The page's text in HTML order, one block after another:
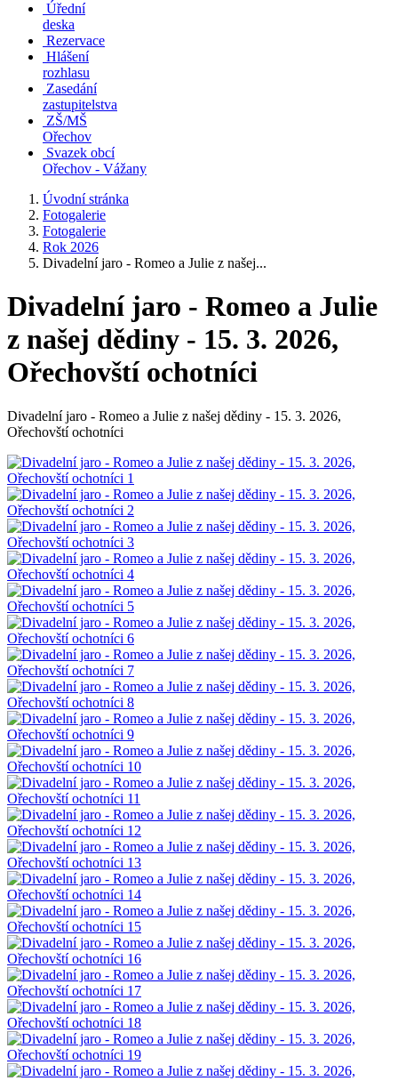
Úřední
deska
Rezervace
Hlášení
rozhlasu
Zasedání
zastupitelstva
ZŠ/MŠ
Ořechov
Svazek obcí
Ořechov - Vážany
Úvodní stránka
Fotogalerie
Fotogalerie
Rok 2026
Divadelní jaro - Romeo a Julie z našej...
Divadelní jaro - Romeo a Julie
z našej dědiny - 15. 3. 2026,
Ořechovští ochotníci
Divadelní jaro - Romeo a Julie z našej dědiny - 15. 3. 2026,
Ořechovští ochotníci